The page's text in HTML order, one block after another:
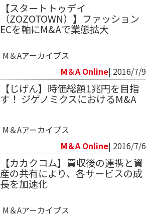
【スタートトゥデイ
（ZOZOTOWN）】ファッション
ECを軸にM&Aで業態拡大
M＆Aアーカイブス
M＆A Online| 2016/7/9
【じげん】時価総額1兆円を目指
す！ ジゲノミクスにおけるM&A
M＆Aアーカイブス
M＆A Online| 2016/7/6
【カカクコム】買収後の連携と資
産の共有により、各サービスの成
長を加速化
M＆Aアーカイブス